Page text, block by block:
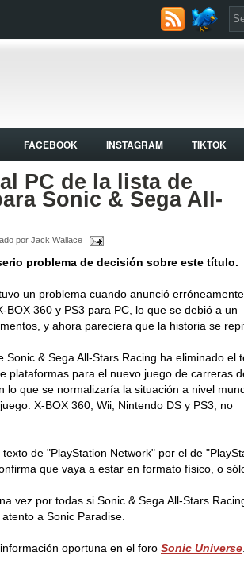
FACEBOOK INSTAGRAM TIKTOK
PC de la lista de
Sonic & Sega All-
por Jack Wallace
problema de decisión sobre este título.
un problema cuando anunció
BOX 360 y PS3 para PC, lo que se debió a un
y ahora pareciera que la historia se
Sonic & Sega All-Stars Racing ha eliminado el
plataformas para el nuevo juego de carreras
lo que se normalizaría la situación a nivel
X-BOX 360, Wii, Nintendo DS y PS3, no
de "PlayStation Network" por el de
que vaya a estar en formato físico, o
vez por todas si Sonic & Sega All-Stars
a Sonic Paradise.
oportuna en el foro Sonic Universe